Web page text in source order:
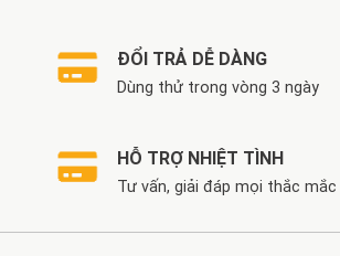
ĐỔI TRẢ DỄ DÀNG
Dùng thử trong vòng 3 ngày
HỖ TRỢ NHIỆT TÌNH
Tư vấn, giải đáp mọi thắc mắc